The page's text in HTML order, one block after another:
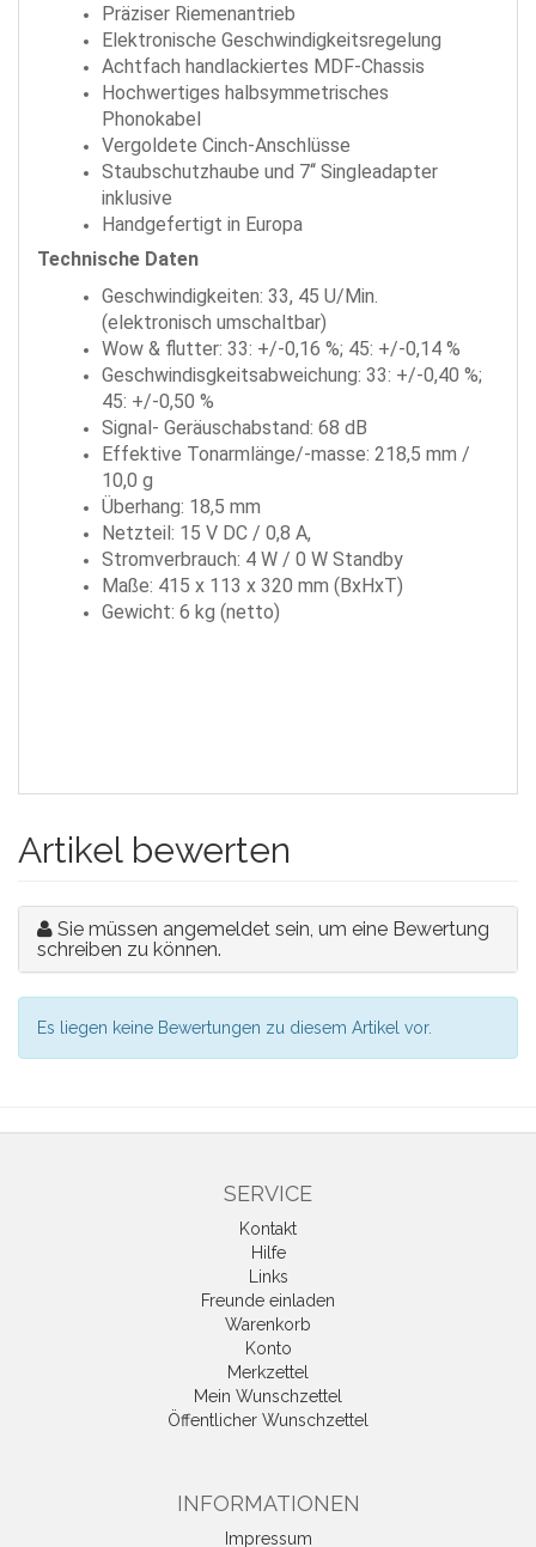
Präziser Riemenantrieb
Elektronische Geschwindigkeitsregelung
Achtfach handlackiertes MDF-Chassis
Hochwertiges halbsymmetrisches
Phonokabel
Vergoldete Cinch-Anschlüsse
Staubschutzhaube und 7‘‘ Singleadapter
inklusive
Handgefertigt in Europa
Technische Daten
Geschwindigkeiten: 33, 45 U/Min.
(elektronisch umschaltbar)
Wow & flutter: 33: +/-0,16 %; 45: +/-0,14 %
Geschwindisgkeitsabweichung: 33: +/-0,40 %;
45: +/-0,50 %
Signal- Geräuschabstand: 68 dB
Effektive Tonarmlänge/-masse: 218,5 mm /
10,0 g
Überhang: 18,5 mm
Netzteil: 15 V DC / 0,8 A,
Stromverbrauch: 4 W / 0 W Standby
Maße: 415 x 113 x 320 mm (BxHxT)
Gewicht: 6 kg (netto)
Artikel bewerten
Sie müssen angemeldet sein, um eine Bewertung
schreiben zu können.
Es liegen keine Bewertungen zu diesem Artikel vor.
SERVICE
Kontakt
Hilfe
Links
Freunde einladen
Warenkorb
Konto
Merkzettel
Mein Wunschzettel
Öffentlicher Wunschzettel
INFORMATIONEN
Impressum